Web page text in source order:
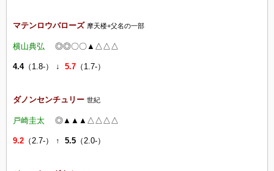
マテンロウバローズ 摩天楼+父名の一部
横山典弘 ◎◎〇〇▲△△△
4.4（1.8-） ↓ 5.7 （1.7-）
ダノンセンチュリー 世紀
戸崎圭太 ◎▲▲▲△△△△
9.2 （2.7-） ↑ 5.5 （2.0-）